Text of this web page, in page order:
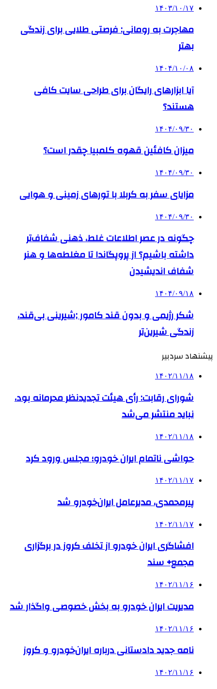
۱۴۰۳/۱۰/۱۷
مهاجرت به رومانی: فرصتی طلایی برای زندگی
بهتر
۱۴۰۴/۱۰/۰۸
آیا ابزارهای رایگان برای طراحی سایت کافی
هستند؟
۱۴۰۴/۰۹/۳۰
میزان کافئین قهوه کلمبیا چقدر است؟
۱۴۰۴/۰۹/۳۰
مزایای سفر به کربلا با تورهای زمینی و هوایی
۱۴۰۴/۰۹/۳۰
چگونه در عصر اطلاعات غلط، ذهنی شفاف‌تر
داشته باشیم؟ از پروپگاندا تا مغلطه‌ها و هنر
شفاف اندیشیدن
۱۴۰۴/۰۹/۱۸
شکر رژیمی و بدون قند کامور ;شیرینی بی‌قند،
زندگی شیرین‌تر
پیشنهاد سردبیر
۱۴۰۲/۱۱/۱۸
شورای رقابت: رأی هیئت تجدیدنظر محرمانه بود،
نباید منتشر می‌شد
۱۴۰۲/۱۱/۱۸
حواشی ناتمام ایران خودرو؛ مجلس ورود کرد
۱۴۰۲/۱۱/۱۷
پیرمحمدی، مدیرعامل ایران‌خودرو شد
۱۴۰۲/۱۱/۱۷
افشاگری ایران خودرو از تخلف کروز در برگزاری
مجمع+ سند
۱۴۰۲/۱۱/۱۶
مدیریت ایران خودرو به بخش خصوصی واگذار شد
۱۴۰۲/۱۱/۱۶
نامه جدید دادستانی درباره ایران‌خودرو و کروز
۱۴۰۲/۱۱/۱۶